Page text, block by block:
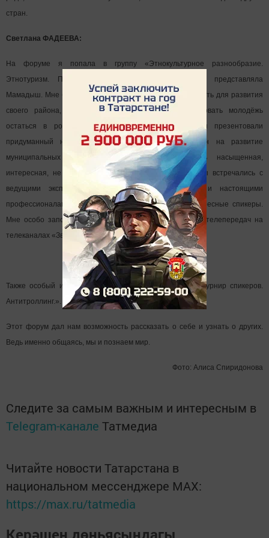
стран.
Светлана ФАДЕЕВА:
На форуме я попала в группу «Этнокультурное разнообразие.
Этнотуризм. Продвижение малых территорий». Я представляла
Мамадыш. Мне было интересно узнать, что можно сделать для развития
своего района, как привлечь туристов и заинтересовать молодёжь
остаться в родном городе. В последний день мы презентовали
придуманный нами проект, который был направлен на развитие
муниципальных районов. Программа была очень насыщенная,
интересная, не было ни одной свободной минуты. Мы встречались с
ведущими экспертами, общественными деятелями и настоящими
профессионалами своего дела. К нам приезжали интересные спикеры.
Мне особо запомнилась Мария Стремина - продюсер телепередач на
телеканалах «Звезда», « Russia today».
Также особый интерес вызвала интерактивная игра «Турнир спикеров.
Антитроллинг.».
Этот форум дал нам возможность рассказать о себе и узнать о других.
Ведь именно общаясь, мы и познаем мир.
Фото: Алиса Спиридонова
Следите за самым важным и интересным в
Telegram-канале Татмедиа
Читайте новости Татарстана в
национальном мессенджере MАХ:
https://max.ru/tatmedia